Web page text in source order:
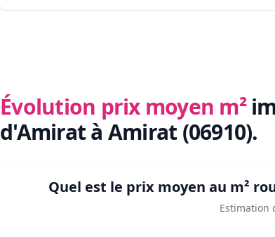
Évolution prix moyen m²
d'Amirat à Amirat (06910).
Quel est le prix moyen au m²
Estimation